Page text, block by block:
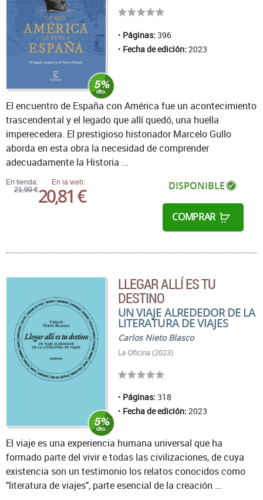
Páginas: 396
Fecha de edición: 2023
En tienda:
21,90 €
En la web:
20,81 € DISPONIBLE
COMPRAR
El encuentro de España con América fue un acontecimiento
trascendental y el legado que allí quedó, una huella
imperecedera. El prestigioso historiador Marcelo Gullo
aborda en esta obra la necesidad de comprender
adecuadamente la Historia ...
LLEGAR ALLÍ ES TU
DESTINO
UN VIAJE ALREDEDOR DE LA
LITERATURA DE VIAJES
Carlos Nieto Blasco
La Oficina (2023)
Páginas: 318
Fecha de edición: 2023
El viaje es una experiencia humana universal que ha
formado parte del vivir e todas las civilizaciones, de cuya
existencia son un testimonio los relatos conocidos como
"literatura de viajes", parte esencial de la creación ...